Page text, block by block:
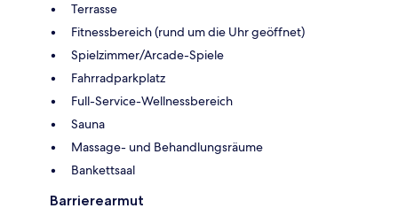
Terrasse
Fitnessbereich (rund um die Uhr geöffnet)
Spielzimmer/Arcade-Spiele
Fahrradparkplatz
Full-Service-Wellnessbereich
Sauna
Massage- und Behandlungsräume
Bankettsaal
Barrierearmut